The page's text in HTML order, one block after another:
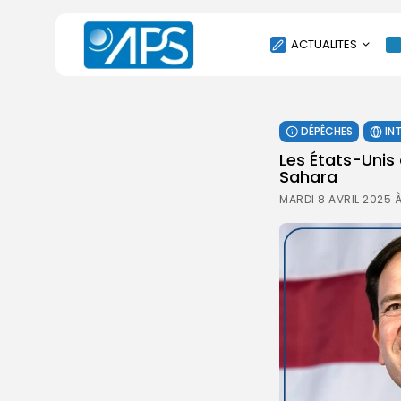
ACTUALITES
SOCIÉTÉ
ÉCONOMIE
CULTURE
ENVIRONNEMENT
INTERNATIONAL
DÉPÊCHES
Les États-
Sahara
MARDI 8 AVRIL 2025